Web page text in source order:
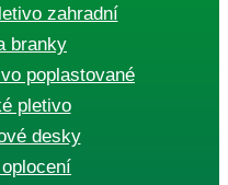
zahradní
branky
poplastované
pletivo
desky